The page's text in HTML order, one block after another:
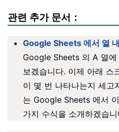
관련 추가 문서：
Google Sheets 에서 열
Google Sheets 의 A 열
보겠습니다. 이제 아래 스
이 몇 번 나타나는지 세고
는 Google Sheets 에서
가지 수식을 소개하겠습니